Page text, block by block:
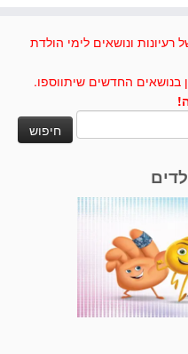
רעיונות ונושאים לימי הולדת
החדשים שיתווספו.